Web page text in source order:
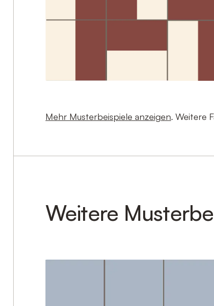
Mehr Musterbeispiele anzeigen. Weitere
Weitere